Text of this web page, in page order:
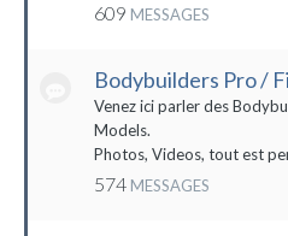
609 MESSAGES
Bodybuilders Pro /
Venez ici parler des
Models.
Photos, Videos, tout est
574 MESSAGES